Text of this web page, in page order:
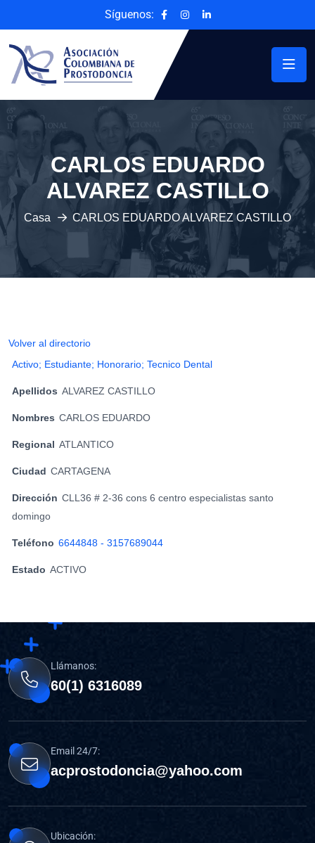
Síguenos:
CARLOS EDUARDO
ALVAREZ CASTILLO
Casa CARLOS EDUARDO ALVAREZ CASTILLO
Volver al directorio
Activo; Estudiante; Honorario; Tecnico Dental
Apellidos ALVAREZ CASTILLO
Nombres CARLOS EDUARDO
Regional ATLANTICO
Ciudad CARTAGENA
Dirección CLL36 # 2-36 cons 6 centro especialistas santo
domingo
Teléfono 6644848 - 3157689044
Estado ACTIVO
Llámanos:
60(1) 6316089
Email 24/7:
acprostodoncia@yahoo.com
Ubicación: